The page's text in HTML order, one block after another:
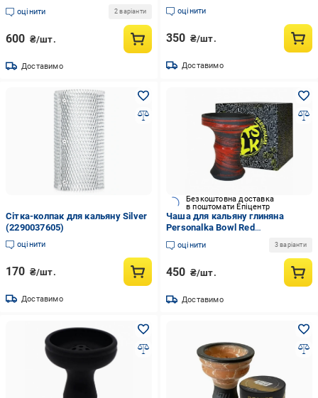
оцінити 2 варіанти
600 ₴/шт.
Доставимо
оцінити
350 ₴/шт.
Доставимо
Сітка-колпак для кальяну Silver
(2290037605)
оцінити
170 ₴/шт.
Доставимо
Безкоштовна доставка
в поштомати Епіцентр
Чаша для кальяну глиняна
Personalka Bowl Red
(2245360207)
оцінити 3 варіанти
450 ₴/шт.
Доставимо